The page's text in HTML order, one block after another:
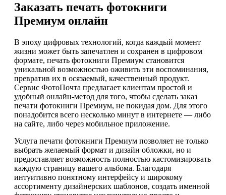
Заказать печать фотокниги
Премиум онлайн
В эпоху цифровых технологий, когда каждый момент
жизни может быть запечатлен и сохранен в цифровом
формате, печать фотокниги Премиум становится
уникальной возможностью оживить эти воспоминания,
превратив их в осязаемый, качественный продукт.
Сервис ФотоПочта предлагает клиентам простой и
удобный онлайн-метод для того, чтобы сделать заказ
печати фотокниги Премиум, не покидая дом. Для этого
понадобится всего несколько минут в интернете — либо
на сайте, либо через мобильное приложение.
Услуга печати фотокниги Премиум позволяет не только
выбрать желаемый формат и дизайн обложки, но и
предоставляет возможность полностью кастомизировать
каждую страницу вашего альбома. Благодаря
интуитивно понятному интерфейсу и широкому
ассортименту дизайнерских шаблонов, создать именной